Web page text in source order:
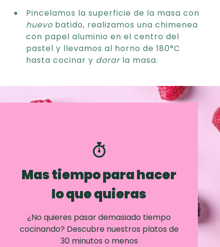
Pincelamos la superficie de la masa con
huevo batido, realizamos una chimenea
con papel aluminio en el centro del
pastel y llevamos al horno de 180°C
hasta cocinar y dorarla masa.
Mas tiempo para hacer
lo que quieras
¿No quieres pasar demasiado tiempo
cocinando? Descubre nuestros platos de
30 minutos o menos